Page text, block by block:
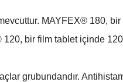
MAYFEX® 180,
bir film tablet içinde
grubundandır.